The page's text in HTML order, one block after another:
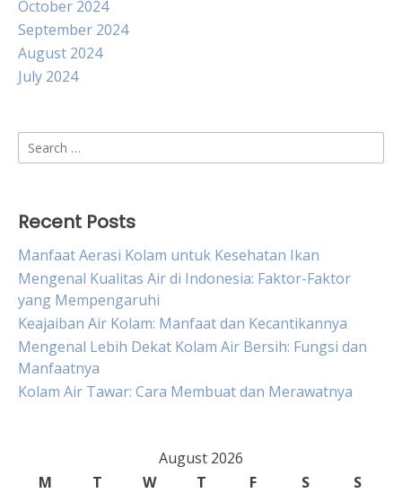
October 2024
September 2024
August 2024
July 2024
Search
for:
Recent Posts
Manfaat Aerasi Kolam untuk Kesehatan Ikan
Mengenal Kualitas Air di Indonesia: Faktor-Faktor
yang Mempengaruhi
Keajaiban Air Kolam: Manfaat dan Kecantikannya
Mengenal Lebih Dekat Kolam Air Bersih: Fungsi dan
Manfaatnya
Kolam Air Tawar: Cara Membuat dan Merawatnya
August 2026
M
T W T F S
S